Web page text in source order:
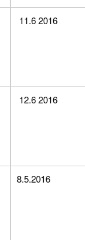
11.6 2016
12.6 2016
8.5.2016